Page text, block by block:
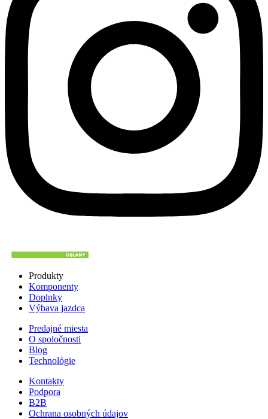
Produkty
Komponenty
Doplnky
Výbava jazdca
Predajné miesta
O spoločnosti
Blog
Technológie
Kontakty
Podpora
B2B
Ochrana osobných údajov